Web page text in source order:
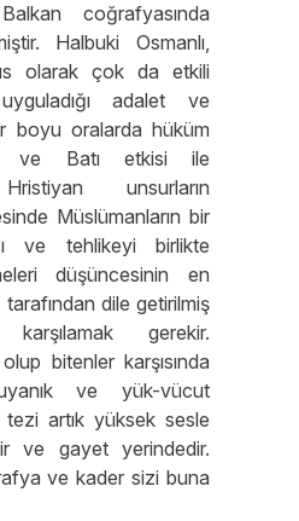
coğrafyasında
Halbuki Osmanlı,
olarak çok da etkili
adalet ve
boyu oralarda hüküm
ve Batı etkisi ile
unsurların
Müslümanların bir
ve tehlikeyi birlikte
düşüncesinin en
dile getirilmiş
gerekir.
bitenler karşısında
ve yük-vücut
tezi artık yüksek sesle
ve gayet yerindedir.
ve kader sizi buna